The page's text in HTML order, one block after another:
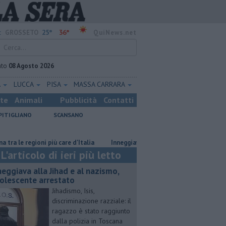
25° 36°
08 Agosto 2026
LUCCA PISA MASSA CARRARA
Animali Pubblicità Contatti
SCANSANO
più care d'Italia Inneggiava alla Jihad e al nazismo, adolescente
L'articolo di ieri più letto
alla Jihad e al nazismo,
arrestato
Jihadismo, Isis,
discriminazione razziale: il
ragazzo è stato raggiunto
dalla polizia in Toscana